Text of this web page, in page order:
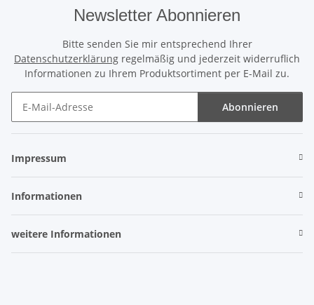
Newsletter Abonnieren
Bitte senden Sie mir entsprechend Ihrer
Datenschutzerklärung regelmäßig und jederzeit widerruflich
Informationen zu Ihrem Produktsortiment per E-Mail zu.
Abonnieren
Impressum
Informationen
weitere Informationen